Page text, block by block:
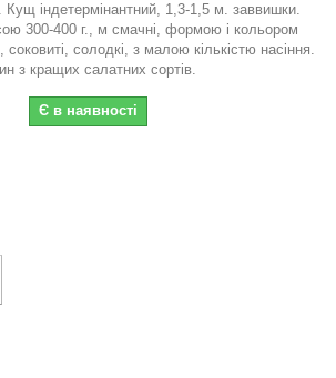
Кущ індетермінантний, 1,3-1,5 м. заввишки.
300-400 г., м смачні, формою і кольором
солодкі, з малою кількістю насіння.
з кращих салатних сортів.
Є в наявності